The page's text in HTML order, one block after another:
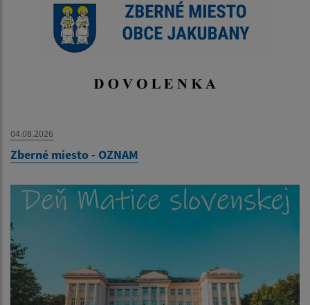
04.08.2026
Zberné miesto - OZNAM